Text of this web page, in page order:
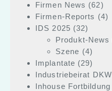
Firmen News (62)
Firmen-Reports (4)
IDS 2025 (32)
Produkt-News
Szene (4)
Implantate (29)
Industriebeirat DKW
Inhouse Fortbildung